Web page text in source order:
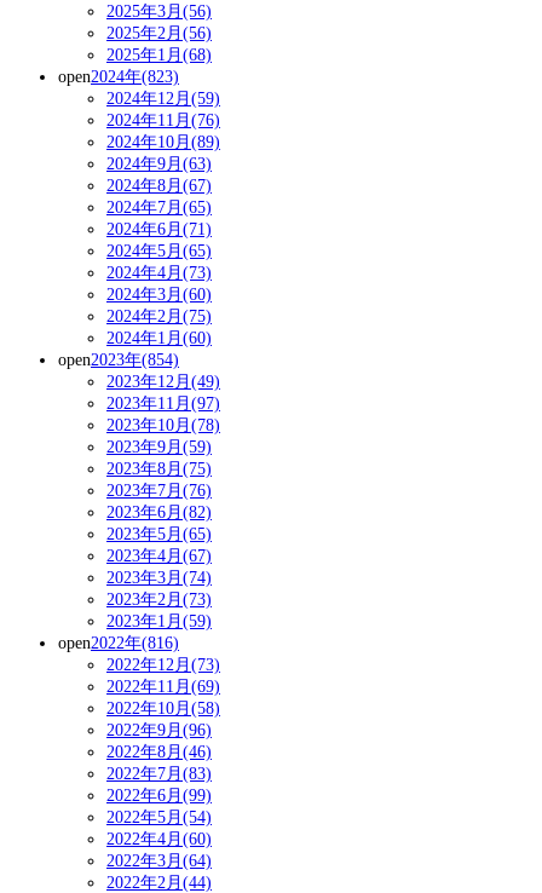
2025年3月(56)
2025年2月(56)
2025年1月(68)
open2024年(823)
2024年12月(59)
2024年11月(76)
2024年10月(89)
2024年9月(63)
2024年8月(67)
2024年7月(65)
2024年6月(71)
2024年5月(65)
2024年4月(73)
2024年3月(60)
2024年2月(75)
2024年1月(60)
open2023年(854)
2023年12月(49)
2023年11月(97)
2023年10月(78)
2023年9月(59)
2023年8月(75)
2023年7月(76)
2023年6月(82)
2023年5月(65)
2023年4月(67)
2023年3月(74)
2023年2月(73)
2023年1月(59)
open2022年(816)
2022年12月(73)
2022年11月(69)
2022年10月(58)
2022年9月(96)
2022年8月(46)
2022年7月(83)
2022年6月(99)
2022年5月(54)
2022年4月(60)
2022年3月(64)
2022年2月(44)